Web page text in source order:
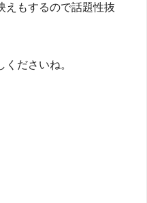
えもするので話題性抜
ださいね。